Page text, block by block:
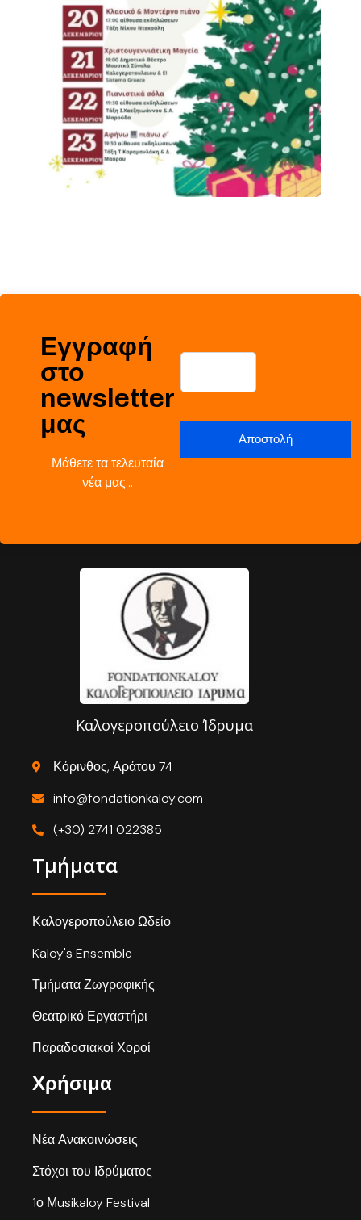
Εγγραφή
στο
newsletter
μας
Μάθετε τα τελευταία
νέα μας…
Καλογεροπούλειο Ίδρυμα
Κόρινθος, Αράτου 74
info@fondationkaloy.com
(+30) 2741 022385
Τμήματα
Καλογεροπούλειο Ωδείο
Kaloy's Ensemble
Τμήματα Ζωγραφικής
Θεατρικό Εργαστήρι
Παραδοσιακοί Χοροί
Χρήσιμα
Νέα Ανακοινώσεις
Στόχοι του Ιδρύματος
1ο Μusikaloy Festival